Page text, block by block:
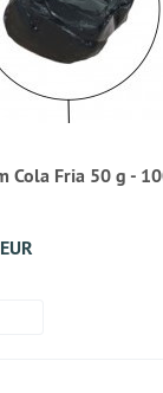
Cola Fria 50 g -